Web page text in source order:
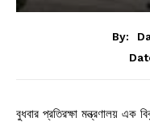
By:
বুধবার প্রতিরক্ষা মন্ত্রণালয় এক